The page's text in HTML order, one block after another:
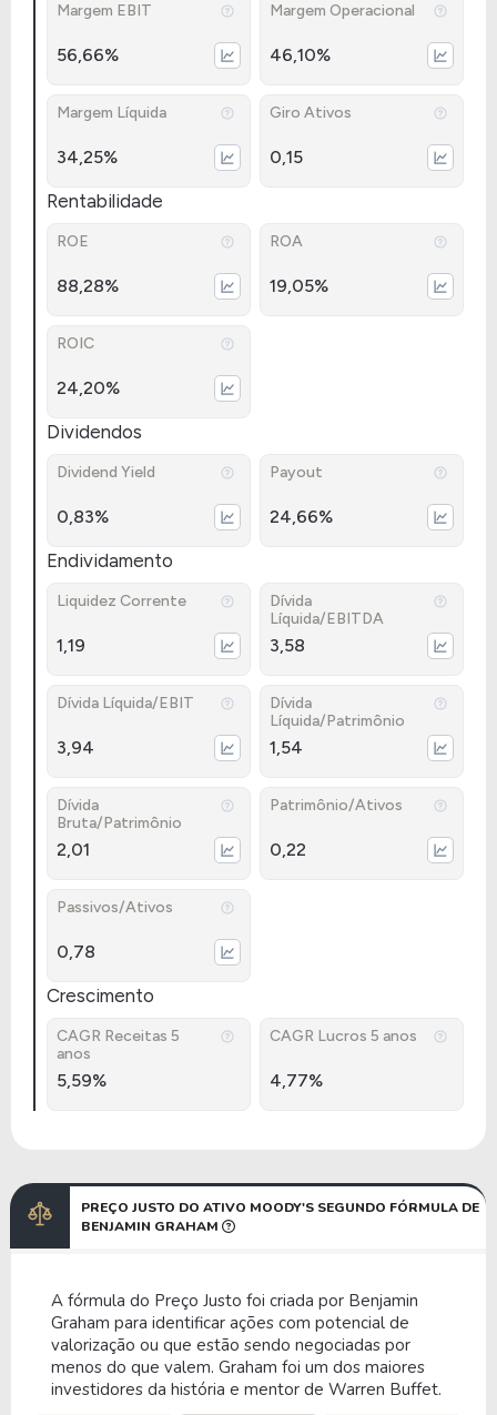
Margem EBIT
56,66%
Margem Operacional
46,10%
Margem Líquida
34,25%
Giro Ativos
0,15
Rentabilidade
ROE
88,28%
ROA
19,05%
ROIC
24,20%
Dividendos
Dividend Yield
0,83%
Payout
24,66%
Endividamento
Liquidez Corrente
1,19
Dívida
Líquida/EBITDA
3,58
Dívida Líquida/EBIT
3,94
Dívida
Líquida/Patrimônio
1,54
Dívida
Bruta/Patrimônio
2,01
Patrimônio/Ativos
0,22
Passivos/Ativos
0,78
Crescimento
CAGR Receitas 5
anos
5,59%
CAGR Lucros 5 anos
4,77%
PREÇO JUSTO DO ATIVO MOODY'S SEGUNDO FÓRMULA DE
BENJAMIN GRAHAM
A fórmula do Preço Justo foi criada por Benjamin
Graham para identificar ações com potencial de
valorização ou que estão sendo negociadas por
menos do que valem. Graham foi um dos maiores
investidores da história e mentor de Warren Buffet.